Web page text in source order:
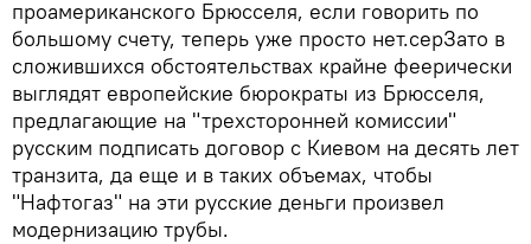
проамериканского Брюсселя, если говорить по
большому счету, теперь уже просто нет.серЗато в
сложившихся обстоятельствах крайне феерически
выглядят европейские бюрократы из Брюсселя,
предлагающие на "трехсторонней комиссии"
русским подписать договор с Киевом на десять лет
транзита, да еще и в таких объемах, чтобы
"Нафтогаз" на эти русские деньги произвел
модернизацию трубы.